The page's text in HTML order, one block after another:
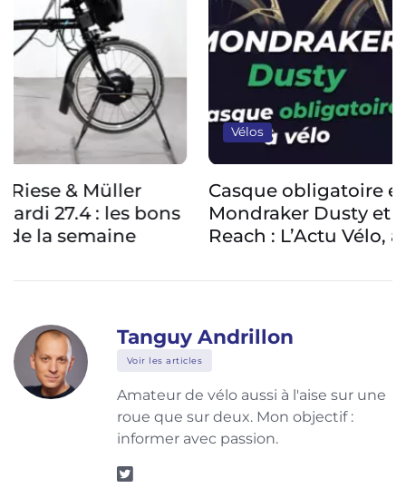
Casque obligatoire en France, gravel
Mondraker Dusty et compteur modulaire
Reach : L’Actu Vélo, à vélo !
Tanguy Andrillon
Voir les articles
Amateur de vélo aussi à l'aise sur une
roue que sur deux. Mon objectif :
informer avec passion.